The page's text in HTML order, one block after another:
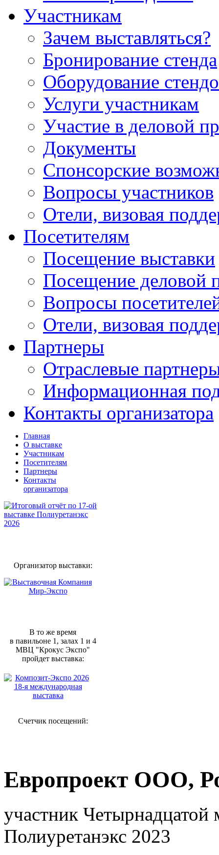
Участникам
Зачем выставляться?
Бронирование стенда
Оборудование
Услуги участникам
Участие в деловой
Документы
Спонсорские
Вопросы участников
Отели, визовая
Посетителям
Посещение выставки
Посещение деловой
Вопросы
Отели, визовая
Партнеры
Отраслевые
Информационная
Контакты организатора
Главная
О выставке
Участникам
Посетителям
Партнеры
Контакты
организатора
Организатор выставки:
В то же время
в павильоне 1, залах 1 и 4
МВЦ "Крокус Экспо"
пройдет выставка:
Счетчик посещений:
Европроект ООО,
участник
Полиуретанэкс 2023